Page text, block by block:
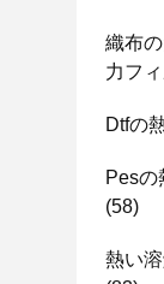
織布
力フ
Dtfの
Pesの
(58)
熱い